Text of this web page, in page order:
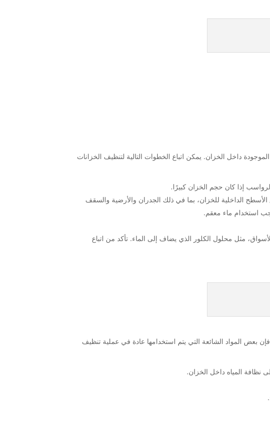
داخل الخزان. يمكن اتباع الخطوات التالية لتنظيف الخزانات
إذا كان حجم الخزان كبيرًا.
الداخلية للخزان، بما في ذلك الجدران والأرضية والسقف
استخدام ماء معقم.
مثل محلول الكلور الذي يضاف إلى الماء. تأكد من اتباع
بعض المواد الشائعة التي يتم استخدامها عادة في عملية تنظيف
نظافة المياه داخل الخزان.